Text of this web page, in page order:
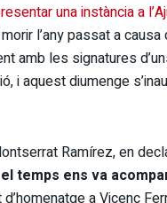
una instància a
l’any passat a
amb les signatures
i aquest diumenge
Ramírez, en
temps ens va
a Vicenç